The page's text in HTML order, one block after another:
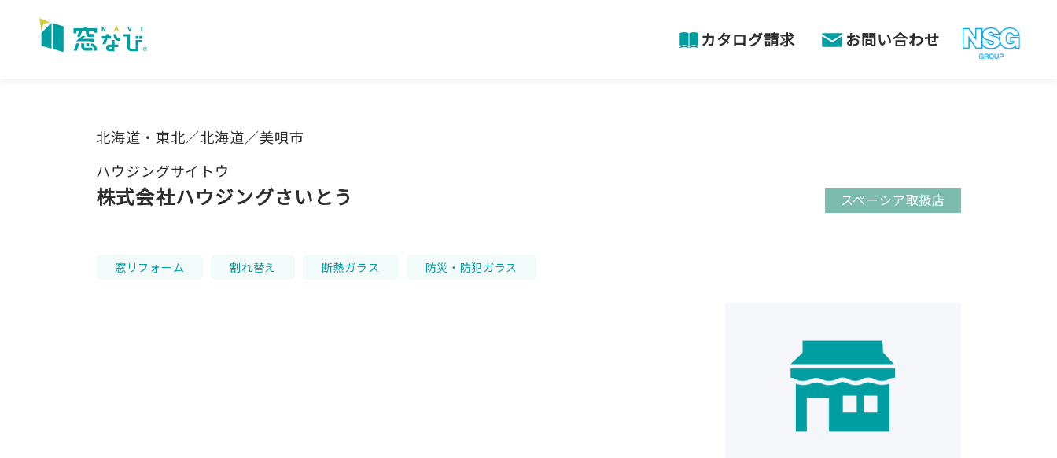
content
カタログ請求 お問い合わせ
北海道・東北／北海道／美唄市
ハウジングサイトウ
株式会社ハウジングさいとう スペーシア取扱店
窓リフォーム 割れ替え 断熱ガラス 防災・防犯ガラス